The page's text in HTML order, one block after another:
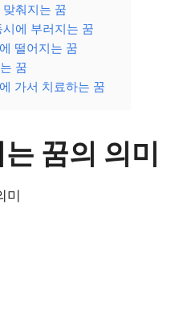
춰지는 꿈
에 부러지는 꿈
떨어지는 꿈
꿈
가서 치료하는 꿈
꿈의 의미